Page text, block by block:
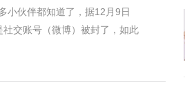
小伙伴都知道了，据12月9日
交账号（微博）被封了，如此